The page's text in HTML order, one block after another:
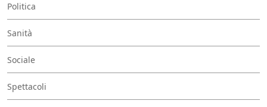
Politica
Sanità
Sociale
Spettacoli